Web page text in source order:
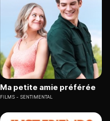
Ma petite amie préférée
FILMS SENTIMENTAL